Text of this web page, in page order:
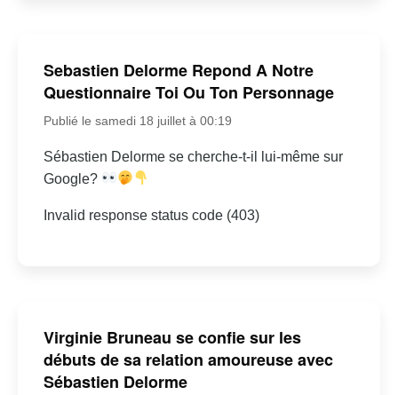
Sebastien Delorme Repond A Notre
Questionnaire Toi Ou Ton Personnage
Publié le samedi 18 juillet à 00:19
Sébastien Delorme se cherche-t-il lui-même sur
Google?
Invalid response status code (403)
Virginie Bruneau se confie sur les
débuts de sa relation amoureuse avec
Sébastien Delorme